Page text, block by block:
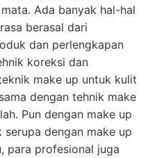
Ada banyak hal-hal
berasal dari
dan perlengkapan
koreksi dan
make up untuk kulit
dengan tehnik make
Pun dengan make up
dengan make up
para profesional juga